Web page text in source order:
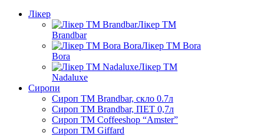
Лікер
Лікер ТМ
Brandbar
Лікер ТМ Bora
Bora
Лікер ТМ
Nadaluxe
Сиропи
Сироп TM Brandbar, скло 0.7л
Сироп TM Brandbar, ПЕТ 0,7л
Сироп TM Coffeeshop “Amster”
Сироп TM Giffard